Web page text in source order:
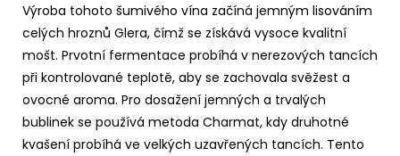
Výroba tohoto šumivého vína začíná jemným lisováním
celých hroznů Glera, čímž se získává vysoce kvalitní
mošt. Prvotní fermentace probíhá v nerezových tancích
při kontrolované teplotě, aby se zachovala svěžest a
ovocné aroma. Pro dosažení jemných a trvalých
bublinek se používá metoda Charmat, kdy druhotné
kvašení probíhá ve velkých uzavřených tancích. Tento